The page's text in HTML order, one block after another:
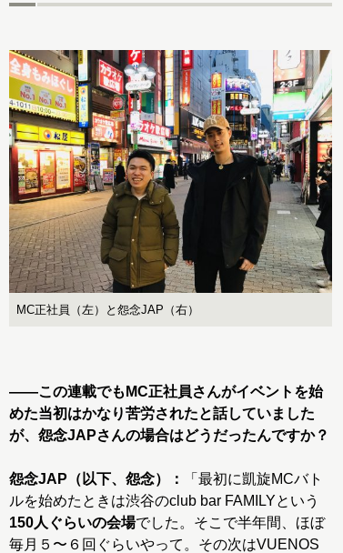
MC正社員（左）と怨念JAP（右）
――この連載でもMC正社員さんがイベントを始
めた当初はかなり苦労されたと話していました
が、怨念JAPさんの場合はどうだったんですか？
怨念JAP（以下、怨念）：
「最初に凱旋MCバト
ルを始めたときは渋谷のclub bar FAMILYという
150人ぐらいの会場でした。そこで半年間、ほぼ
毎月５〜６回ぐらいやって。その次はVUENOS